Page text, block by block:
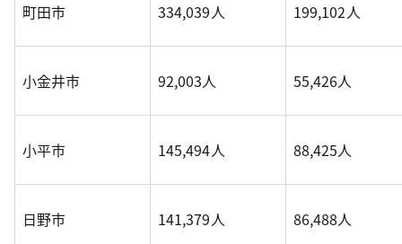
町田市 334,039人 199,102人
小金井市 92,003人 55,426人
小平市 145,494人 88,425人
日野市 141,379人 86,488人